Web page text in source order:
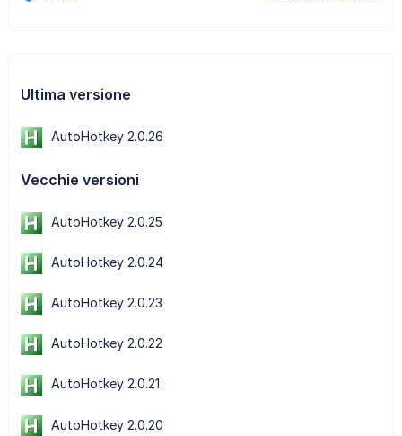
Ultima versione
AutoHotkey 2.0.26
Vecchie versioni
AutoHotkey 2.0.25
AutoHotkey 2.0.24
AutoHotkey 2.0.23
AutoHotkey 2.0.22
AutoHotkey 2.0.21
AutoHotkey 2.0.20